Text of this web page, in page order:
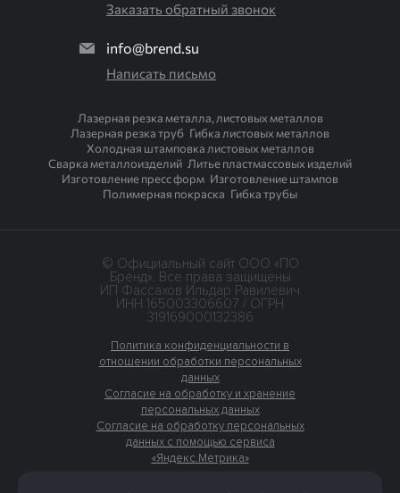
Лазерная резка металла, листовых металлов
Лазерная резка труб Гибка листовых металлов
Холодная штамповка листовых металлов
Сварка металлоизделий Литье пластмассовых изделий
Изготовление пресс форм Изготовление штампов
Полимерная покраска Гибка трубы
Заказать обратный звонок
info@brend.su
Написать письмо
© Официальный сайт ООО «ПО
Бренд». Все права защищены
ИП Фассахов Ильдар Равилевич
ИНН 165003306607 / ОГРН
319169000132386
Политика конфиденциальности в
отношении обработки персональных
данных
Согласие на обработку и хранение
персональных данных
Согласие на обработку персональных
данных с помощью сервиса
«Яндекс.Метрика»